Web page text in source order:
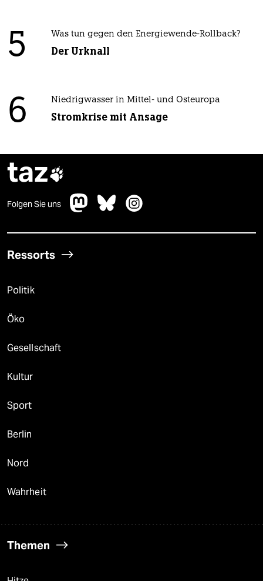
5 Was tun gegen den Energiewende-Rollback?
Der Urknall
6 Niedrigwasser in Mittel- und Osteuropa
Stromkrise mit Ansage
taz
Folgen Sie uns
Ressorts
Politik
Öko
Gesellschaft
Kultur
Sport
Berlin
Nord
Wahrheit
Themen